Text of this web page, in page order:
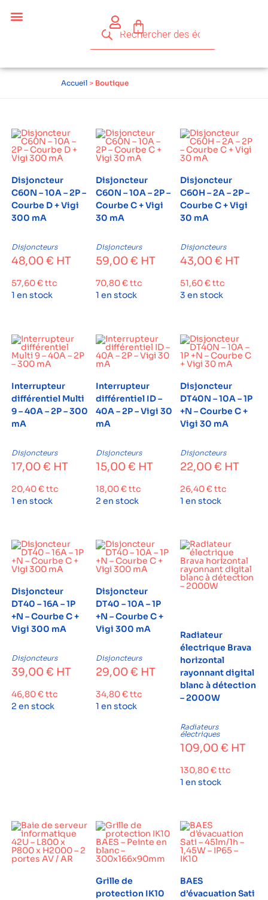
Accueil > Boutique
Disjoncteur
C60N – 10A – 2P –
Courbe D + Vigi
300 mA
Disjoncteurs
48,00 € HT
57,60€ttc
1 en stock
Disjoncteur
C60N – 10A – 2P –
Courbe C + Vigi
30 mA
Disjoncteurs
59,00 € HT
70,80€ttc
1 en stock
Disjoncteur
C60H – 2A – 2P –
Courbe C + Vigi
30 mA
Disjoncteurs
43,00 € HT
51,60€ttc
3 en stock
Interrupteur
différentiel Multi
9 – 40A – 2P – 300
mA
Disjoncteurs
17,00 € HT
20,40€ttc
1 en stock
Interrupteur
différentiel ID –
40A – 2P – Vigi 30
mA
Disjoncteurs
15,00 € HT
18,00€ttc
2 en stock
Disjoncteur
DT40N – 10A – 1P
+N – Courbe C +
Vigi 30 mA
Disjoncteurs
22,00 € HT
26,40€ttc
1 en stock
Disjoncteur
DT40 – 16A – 1P
+N – Courbe C +
Vigi 300 mA
Disjoncteurs
39,00 € HT
46,80€ttc
2 en stock
Disjoncteur
DT40 – 10A – 1P
+N – Courbe C +
Vigi 300 mA
Disjoncteurs
29,00 € HT
34,80€ttc
1 en stock
Radiateur
électrique Brava
horizontal
rayonnant digital
blanc à détection
– 2000W
Radiateurs
électriques
109,00 € HT
130,80€ttc
1 en stock
Grille de
protection IK10
BAES
d’évacuation Sati